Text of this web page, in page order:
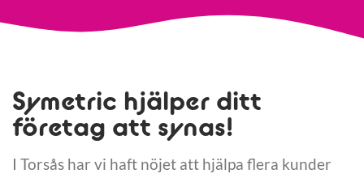
Symetric hjälper ditt
företag att synas!
I Torsås har vi haft nöjet att hjälpa flera kunder